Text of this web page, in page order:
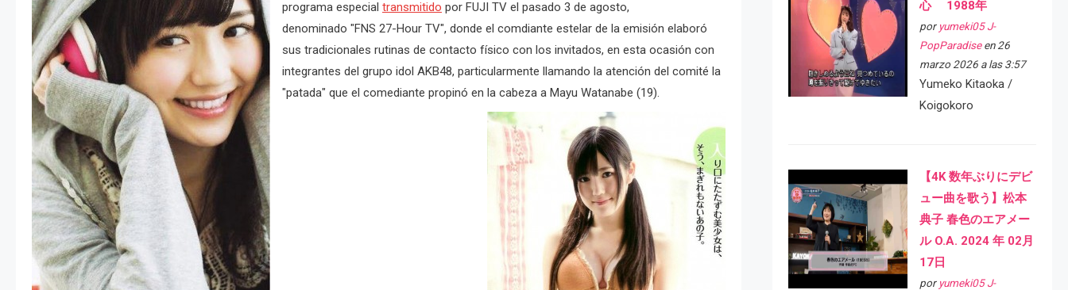
programa especial transmitido por FUJI TV el pasado 3 de agosto,
denominado "FNS 27-Hour TV", donde el comdiante estelar de la emisión elaboró
sus tradicionales rutinas de contacto físico con los invitados, en esta ocasión con
integrantes del grupo idol AKB48, particularmente llamando la atención del comité la
"patada" que el comediante propinó en la cabeza a Mayu Watanabe (19).
心 1988年
por yumeki05 J-
PopParadiseen 26
marzo 2026 a las 3:57
Yumeko Kitaoka /
Koigokoro
【4K 数年ぶりにデビ
ュー曲を歌う】松本
典子 春色のエアメー
ル O.A. 2024 年 02月
17日
por yumeki05 J-